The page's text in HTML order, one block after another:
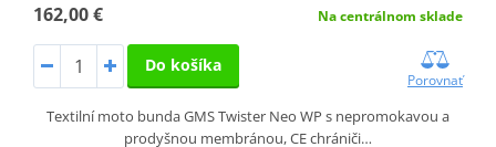
162,00 € Na centrálnom sklade
Do košíka
Porovnať
Textilní moto bunda GMS Twister Neo WP s nepromokavou a
prodyšnou membránou, CE chrániči…